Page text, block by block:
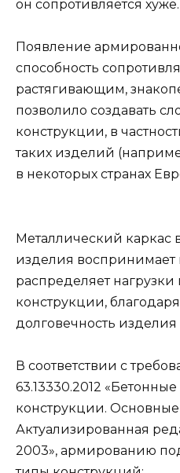
он сопротивляется хуже.
Появление
способность
растягивающим,
позволило создавать
конструкции, в
таких изделий
в некоторых странах
Металлический каркас
изделия
распределяет нагрузки
конструкции,
долговечность
В соответствии с
63.13330.2012
конструкции.
Актуализированная
2003», армированию